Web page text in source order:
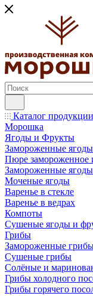
Каталог
Морошка
Ягоды и Фрукты
Замороженные
Пюре замороженное
Замороженные
Моченые ягоды
Варенье в стекле
Варенье в ведрах
Компоты
Сушеные ягоды и
Грибы
Замороженные
Сушеные грибы
Солёные и
Грибы холодного
Грибы горячего